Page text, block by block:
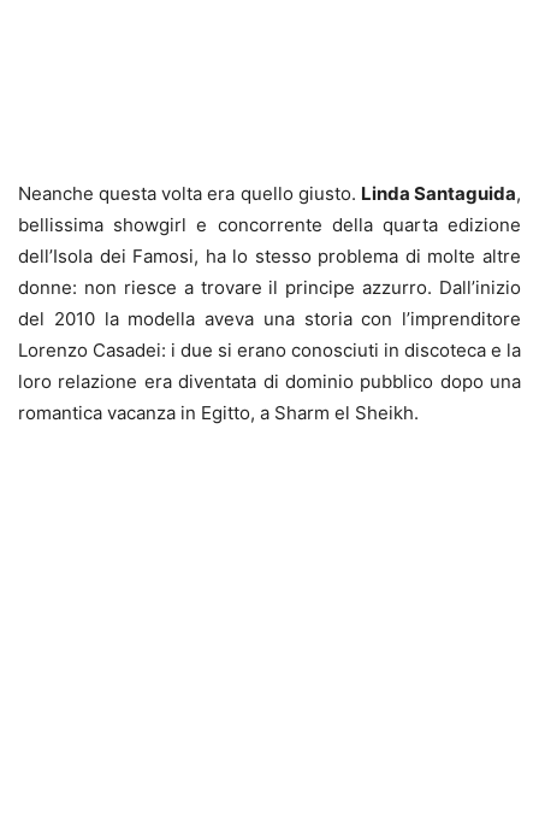
Neanche questa volta era quello giusto. Linda Santaguida,
bellissima showgirl e concorrente della quarta edizione
dell’Isola dei Famosi, ha lo stesso problema di molte altre
donne: non riesce a trovare il principe azzurro. Dall’inizio
del 2010 la modella aveva una storia con l’imprenditore
Lorenzo Casadei: i due si erano conosciuti in discoteca e la
loro relazione era diventata di dominio pubblico dopo una
romantica vacanza in Egitto, a Sharm el Sheikh.